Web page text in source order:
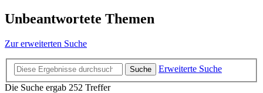
Unbeantwortete Themen
Zur erweiterten Suche
Suche
Erweiterte Suche
Die Suche ergab 252 Treffer